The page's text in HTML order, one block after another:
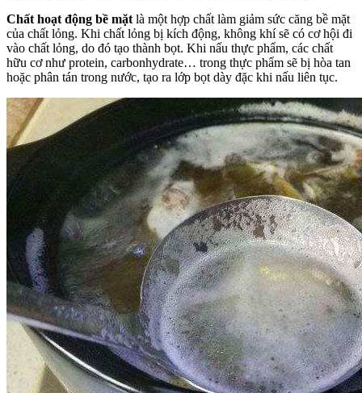
Chất hoạt động bề mặtlà một hợp chất làm giảm sức căng bề mặt
của chất lỏng. Khi chất lỏng bị kích động, không khí sẽ có cơ hội đi
vào chất lỏng, do đó tạo thành bọt. Khi nấu thực phẩm, các chất
hữu cơ như protein, carbonhydrate… trong thực phẩm sẽ bị hòa tan
hoặc phân tán trong nước, tạo ra lớp bọt dày đặc khi nấu liên tục.